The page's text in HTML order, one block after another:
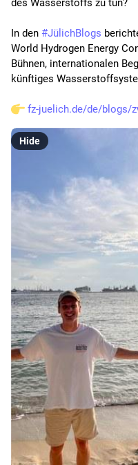
des Wasserstoffs zu tun?
In den #JülichBlogs
World Hydrogen Energy
Bühnen, internationalen
künftiges
fz-juelich.de/de/blogs/
Hide